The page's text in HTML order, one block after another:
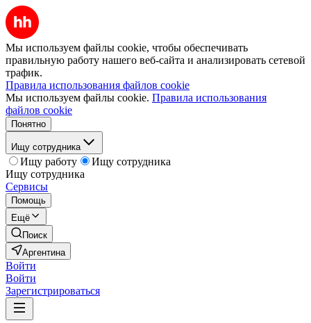
Мы используем файлы cookie, чтобы обеспечивать
правильную работу нашего веб-сайта и анализировать сетевой
трафик.
Правила использования файлов cookie
Мы используем файлы cookie. Правила использования
файлов cookie
Понятно
Ищу сотрудника
Ищу работу
Ищу сотрудника
Ищу сотрудника
Сервисы
Помощь
Ещё
Поиск
Аргентина
Войти
Войти
Зарегистрироваться